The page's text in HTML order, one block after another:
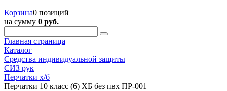
Корзина0 позиций
на сумму 0 руб.
Главная страница
Каталог
Средства индивидуальной защиты
СИЗ рук
Перчатки х/б
Перчатки 10 класс (6) ХБ без пвх ПР-001